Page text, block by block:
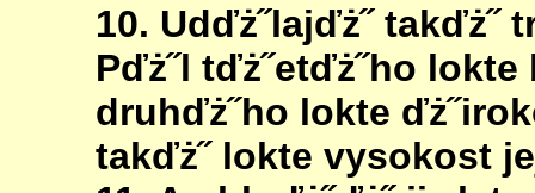
10. Udďż˝lajďż˝ takďż˝
Pďż˝l tďż˝etďż˝ho
druhďż˝ho lokte
takďż˝ lokte vysokost